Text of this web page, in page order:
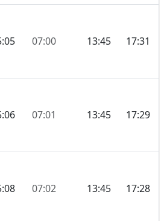
07:00 13:45 17:31
07:01 13:45 17:29
07:02 13:45 17:28